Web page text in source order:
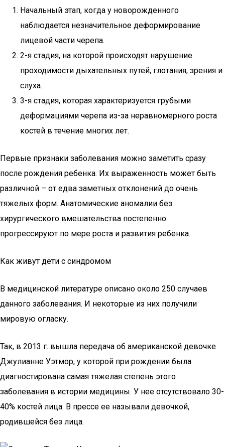
Начальный этап, когда у новорожденного
наблюдается незначительное деформирование
лицевой части черепа.
2-я стадия, на которой происходят нарушение
проходимости дыхательных путей, глотания, зрения и
слуха.
3-я стадия, которая характеризуется грубыми
деформациями черепа из-за неравномерного роста
костей в течение многих лет.
Первые признаки заболевания можно заметить сразу
после рождения ребенка. Их выраженность может быть
различной – от едва заметных отклонений до очень
тяжелых форм. Анатомические аномалии без
хирургического вмешательства постепенно
прогрессируют по мере роста и развития ребенка.
Как живут дети с синдромом
В медицинской литературе описано около 250 случаев
данного заболевания. И некоторые из них получили
мировую огласку.
Так, в 2013 г. вышла передача об американской девочке
Джулианне Уэтмор, у которой при рождении была
диагностирована самая тяжелая степень этого
заболевания в истории медицины. У нее отсутствовало 30-
40% костей лица. В прессе ее называли девочкой,
родившейся без лица.